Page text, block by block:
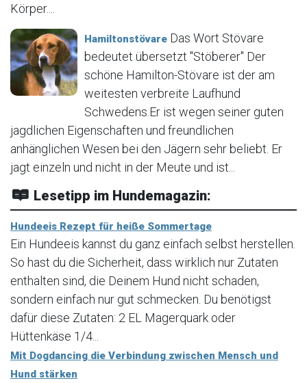
Körper....
Hamiltonstövare Das Wort Stövare
bedeutet übersetzt "Stöberer" Der
schöne Hamilton-Stövare ist der am
weitesten verbreite Laufhund
Schwedens.Er ist wegen seiner guten
jagdlichen Eigenschaften und freundlichen
anhänglichen Wesen bei den Jägern sehr beliebt. Er
jagt einzeln und nicht in der Meute und ist...
Lesetipp im Hundemagazin:
Hundeeis Rezept für heiße Sommertage
Ein Hundeeis kannst du ganz einfach selbst herstellen.
So hast du die Sicherheit, dass wirklich nur Zutaten
enthalten sind, die Deinem Hund nicht schaden,
sondern einfach nur gut schmecken. Du benötigst
dafür diese Zutaten: 2 EL Magerquark oder
Hüttenkäse 1/4...
Mit Dogdancing die Verbindung zwischen Mensch und
Hund stärken